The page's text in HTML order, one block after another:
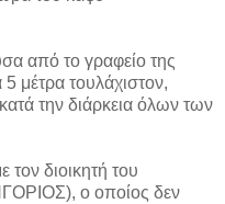
από το γραφείο της
μέτρα τουλάχιστον,
την διάρκεια όλων των
τον διοικητή του
ο οποίος δεν